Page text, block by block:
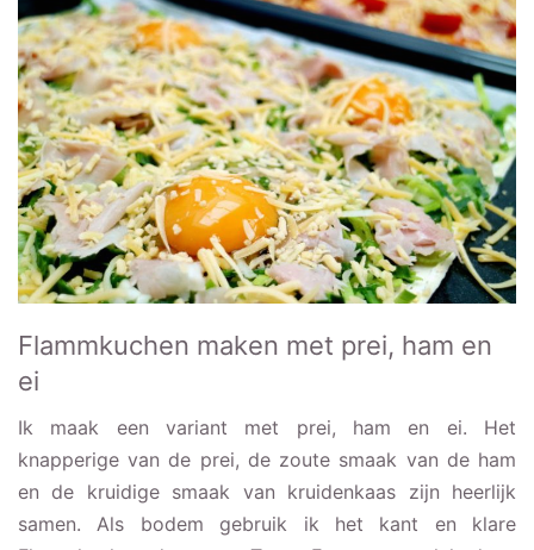
Flammkuchen maken met prei, ham en
ei
Ik maak een variant met prei, ham en ei. Het
knapperige van de prei, de zoute smaak van de ham
en de kruidige smaak van kruidenkaas zijn heerlijk
samen. Als bodem gebruik ik het kant en klare